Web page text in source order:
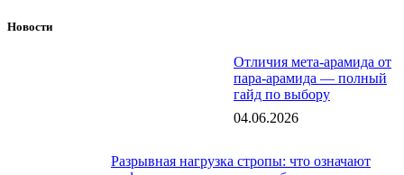
Новости
Отличия мета-арамида от
пара-арамида — полный
гайд по выбору
04.06.2026
Разрывная нагрузка стропы: что означают